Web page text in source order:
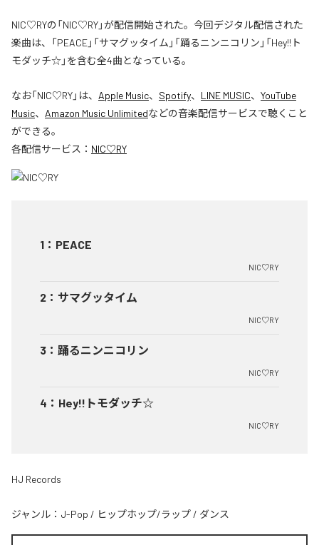
NIC♡RYの「NIC♡RY」が配信開始された。今回デジタル配信された
楽曲は、「PEACE」「サマグッタイム」「踊るニンニコリン」「Hey!!ト
モダッチ☆」を含む全4曲となっている。
なお「NIC♡RY」は、 Apple Music、 Spotify、 LINE MUSIC、 YouTube
Music、 Amazon Music Unlimitedなどの音楽配信サービスで聴くこと
ができる。
各配信サービス： NIC♡RY
1 ： PEACE
NIC♡RY
2 ： サマグッタイム
NIC♡RY
3 ： 踊るニンニコリン
NIC♡RY
4 ： Hey!!トモダッチ☆
NIC♡RY
HJ Records
ジャンル： J-Pop / ヒップホップ/ラップ / ダンス